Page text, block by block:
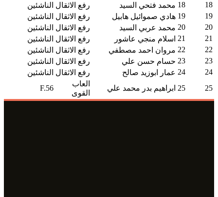
18
18 محمد فتحي السيد رفع الاثقال الناشئين
19
19 هادي صموائيل هابيل رفع الاثقال الناشئين
20
20 محمد عربي السيد رفع الاثقال الناشئين
21
21 اسلام منجي عاشور رفع الاثقال الناشئين
22
22 مروان احمد مصطفي رفع الاثقال الناشئين
23
23 حسام حسن علي رفع الاثقال الناشئين
24
24 عمار ابوزيد صالح رفع الاثقال الناشئين
25
25 ابراهيم بدر محمد علي
العاب
القوى
F.56